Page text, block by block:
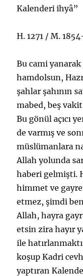
Kalenderi ihyâ”
H. 1271 / M.
Bu cami
hamdolsun,
şahlar şahının
mabed, beş
Bu gönül açıcı
de varmış ve
müslümanlara
Allah yolunda
haberi gelmişti.
himmet ve
etmez, şimdi
Allah, hayra
etsin zira hayır
ile
koşup Kadri
yaptıran